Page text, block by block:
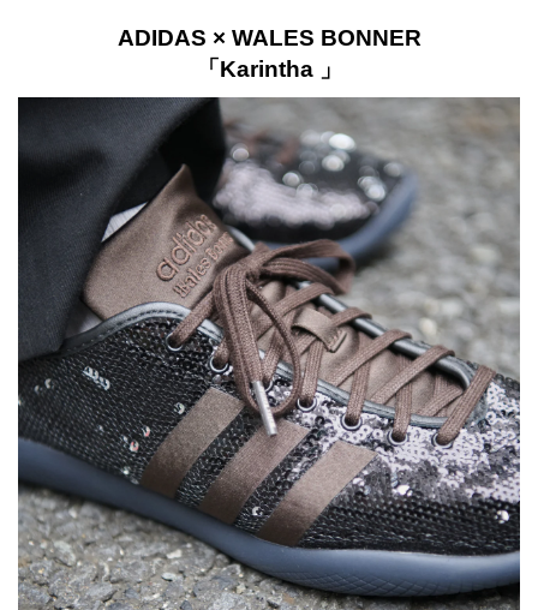
ADIDAS × WALES BONNER
「Karintha 」